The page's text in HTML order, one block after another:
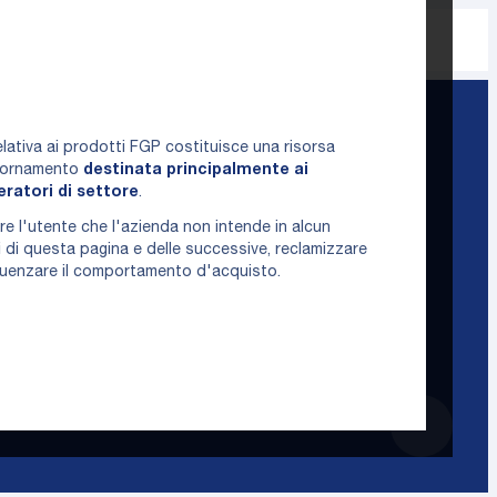
ai prodotti FGP costituisce una risorsa
destinata principalmente ai
di settore.
l'utente che l'azienda non intende in alcun
questa pagina e delle successive, reclamizzare
il comportamento d'acquisto.